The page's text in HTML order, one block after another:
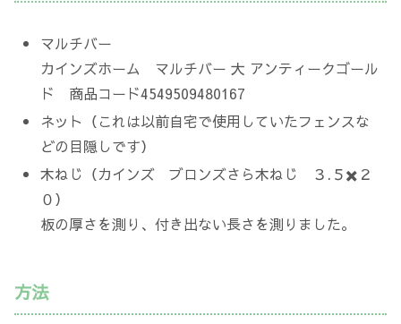
マルチバー
カインズホーム マルチバー 大 アンティークゴール
ド 商品コード4549509480167
ネット（これは以前自宅で使用していたフェンスな
どの目隠しです）
木ねじ（カインズ ブロンズさら木ねじ ３.５✖️２
０）
板の厚さを測り、付き出ない長さを測りました。
方法